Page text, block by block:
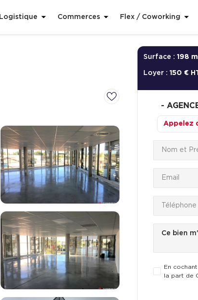
Logistique Commerces Flex / Coworking
Surface : 198
Loyer : 150 €
-
Appelez
En
la part de